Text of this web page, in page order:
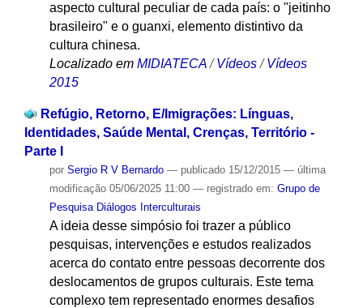
aspecto cultural peculiar de cada país: o "jeitinho
brasileiro" e o guanxi, elemento distintivo da
cultura chinesa.
Localizado em MIDIATECA /Vídeos /Vídeos
2015
Refúgio, Retorno, E/Imigrações: Línguas,
Identidades, Saúde Mental, Crenças, Território -
Parte I
por Sergio R V Bernardo — publicado15/12/2015 — última
modificação05/06/2025 11:00 — registrado em: Grupo de
Pesquisa Diálogos Interculturais
A ideia desse simpósio foi trazer a público
pesquisas, intervenções e estudos realizados
acerca do contato entre pessoas decorrente dos
deslocamentos de grupos culturais. Este tema
complexo tem representado enormes desafios